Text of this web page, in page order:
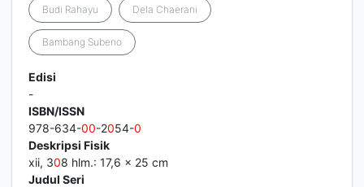
Budi Rahayu Dela Chaerani
Bambang Subeno
Edisi
-
ISBN/ISSN
978-634-00-2054-0
Deskripsi Fisik
xii, 308 hlm.: 17,6 × 25 cm
Judul Seri